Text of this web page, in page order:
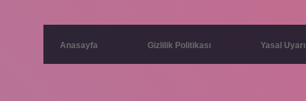
Anasayfa Gizlilik Politikası Yasal Uyarı